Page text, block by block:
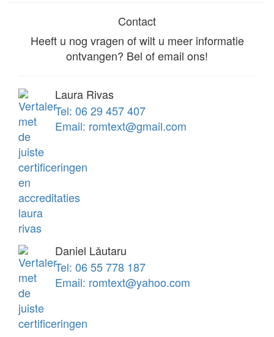
Contact
Heeft u nog vragen of wilt u meer informatie
ontvangen? Bel of email ons!
Laura Rivas
Tel: 06 29 457 407
Email: romtext@gmail.com
Daniel Lǎutaru
Tel: 06 55 778 187
Email: romtext@yahoo.com